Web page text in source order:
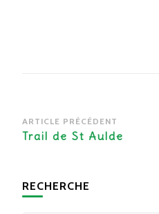
Navigation
d’article
ARTICLE PRÉCÉDENT
Trail de St Aulde
RECHERCHE